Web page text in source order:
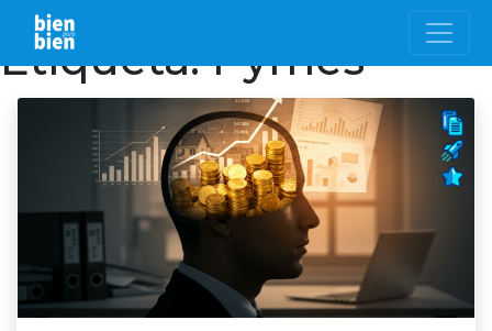
Etiqueta:Pymes